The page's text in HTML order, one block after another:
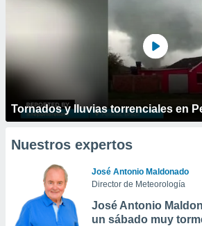
Tornados y lluvias torrenciales en
Nuestros expertos
José Antonio Maldonado
Director de Meteorología
José Antonio
un sábado muy